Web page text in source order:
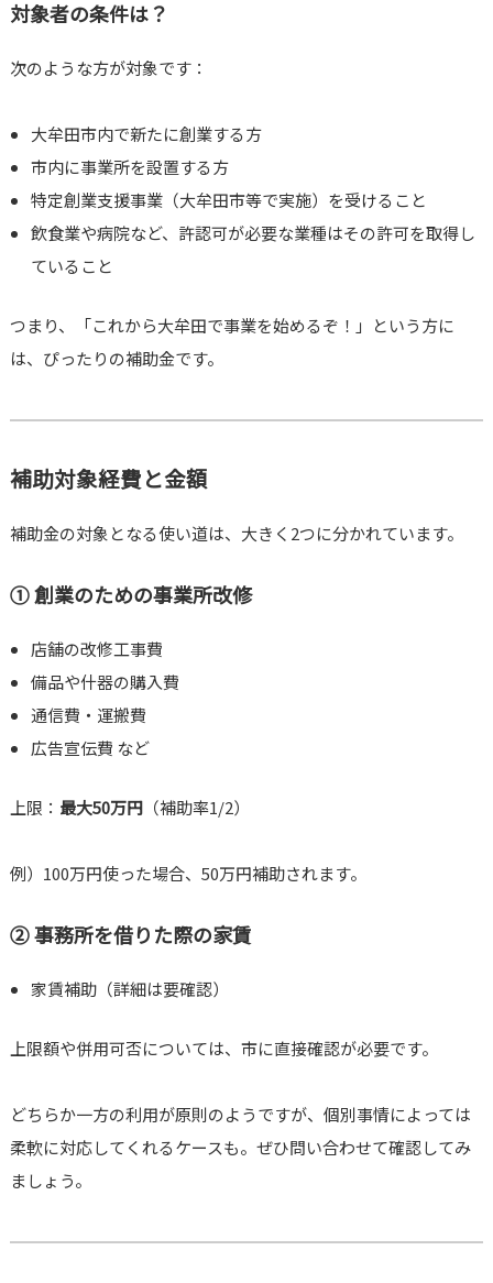
対象者の条件は？
次のような方が対象です：
大牟田市内で新たに創業する方
市内に事業所を設置する方
特定創業支援事業（大牟田市等で実施）を受けること
飲食業や病院など、許認可が必要な業種はその許可を取得し
ていること
つまり、「これから大牟田で事業を始めるぞ！」という方に
は、ぴったりの補助金です。
補助対象経費と金額
補助金の対象となる使い道は、大きく2つに分かれています。
① 創業のための事業所改修
店舗の改修工事費
備品や什器の購入費
通信費・運搬費
広告宣伝費 など
上限： 最大50万円（補助率1/2）
例）100万円使った場合、50万円補助されます。
② 事務所を借りた際の家賃
家賃補助（詳細は要確認）
上限額や併用可否については、市に直接確認が必要です。
どちらか一方の利用が原則のようですが、個別事情によっては
柔軟に対応してくれるケースも。ぜひ問い合わせて確認してみ
ましょう。